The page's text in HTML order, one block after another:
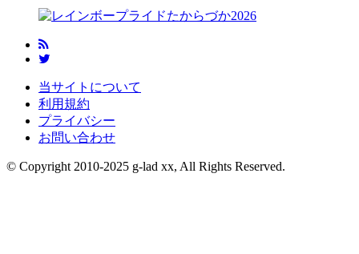
当サイトについて
利用規約
プライバシー
お問い合わせ
© Copyright 2010-2025 g-lad xx, All Rights Reserved.